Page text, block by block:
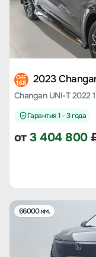
CHE
168 2023
Changan UNI-T 2022
Гарантия 1 - 3 года
от3 404 800
66000 км.